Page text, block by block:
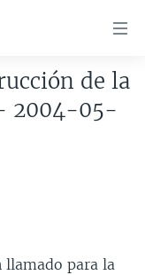
de la
2004-05-
llamado para la